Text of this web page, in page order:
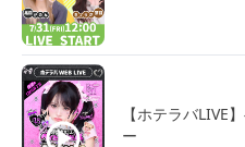
【ホテラバLIVE
ー